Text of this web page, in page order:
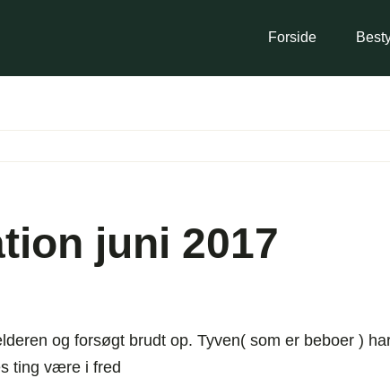
Forside
juni 2017
og forsøgt brudt op. Tyven( som er beboer )
ting være i fred